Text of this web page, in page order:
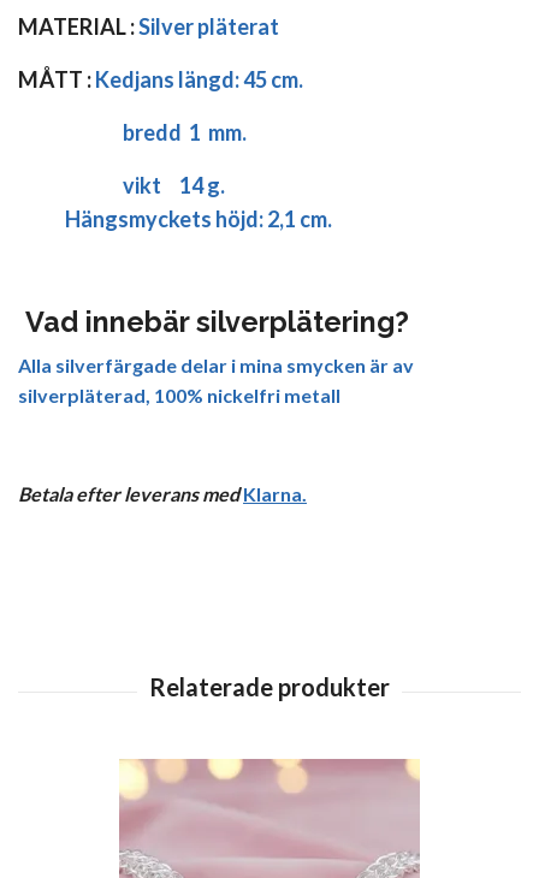
MATERIAL :Silver pläterat
MÅTT :Kedjans längd:45 cm.
bredd 1 mm.
vikt 14 g.
Hängsmyckets höjd: 2,1 cm.
Vad innebär silverplätering?
Alla silverfärgade delar i mina smycken är av
silverpläterad, 100% nickelfri metall
Betala efter leverans med Klarna